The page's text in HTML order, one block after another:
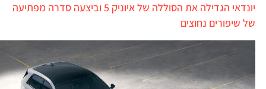
יונדאי הגדילה את הסוללה של איוניק 5 וביצעה סדרה מפתיעה
של שיפורים נחוצים